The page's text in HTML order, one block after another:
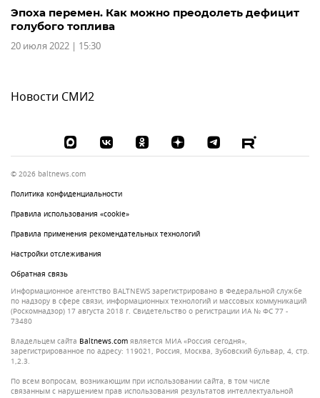
Эпоха перемен. Как можно преодолеть дефицит
голубого топлива
20 июля 2022 | 15:30
Новости СМИ2
© 2026 baltnews.com
Политика конфиденциальности
Правила использования «cookie»
Правила применения рекомендательных технологий
Настройки отслеживания
Обратная связь
Информационное агентство BALTNEWS зарегистрировано в Федеральной службе
по надзору в сфере связи, информационных технологий и массовых коммуникаций
(Роскомнадзор) 17 августа 2018 г. Свидетельство о регистрации ИА № ФС 77 -
73480
Владельцем сайта
baltnews.com является МИА «Россия сегодня»,
зарегистрированное по адресу: 119021, Россия, Москва, Зубовский бульвар, 4, стр.
1,2.3.
По всем вопросам, возникающим при использовании сайта, в том числе
связанным с нарушением прав использования результатов интеллектуальной